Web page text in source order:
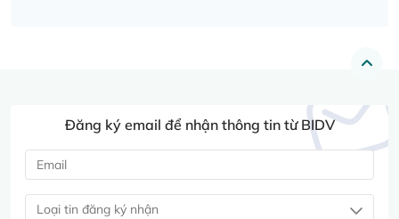
Đăng ký email để nhận thông tin từ BIDV
Loại tin đăng ký nhận